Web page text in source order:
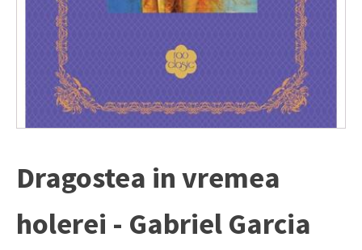
Dragostea in vremea
holerei - Gabriel Garcia